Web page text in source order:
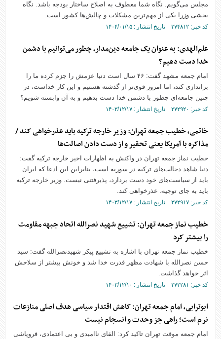
مجلس می‌گویم. نگاه شما معطوف به اصلاح ساختار بودجه باشد. نگاه
بخشی وزرا یکی از مهم‌ترین مشکلات و چالش‌ها کشور است.
کد خبر: ۲۷۴۸۱۲ تاریخ انتشار : ۱۴۰۴/۰۱/۱۵
علم‌الهدی: به عنوان یک جامعه دین‌مدار، چطور می‌توانیم با دشمن
خدا دست دهیم؟
امام جمعه مشهد گفت: ۴۶ سال است دنیا عزمش را جزم کرده ما را
براندازی کند، اما امروز قوی‌تر از گذشته هستیم و این کار خداست، در
چنین جامعه‌ای چطور با دشمن خدا دست بدهیم و به آن وابسته شویم؟
کد خبر: ۲۷۲۹۲۰ تاریخ انتشار : ۱۴۰۳/۱۲/۱۷
خاتمی، خطیب جمعه تهران: وزیر خارجه ترکیه باید عذرخواهی کند /
مذاکره با آمریکا یعنی تحقیر و از دست دادن اصالت‌ها
خطیب نماز جمعه تهران در واکنش به اظهارات اخیر خارجه ترکیه گفت:
دنیا شاهد دخالت‌های ترکیه در سوریه است، بنابراین این ادعا که ایران
باید از سیاست‌های خود دست بردارد، پذیرفتنی نیست. وزیر خارجه ترکیه
باید به جای توجیه، عذرخواهی کند.
کد خبر: ۲۷۲۹۱۷ تاریخ انتشار : ۱۴۰۳/۱۲/۱۷
خطیب نماز جمعه تهران: تشییع شهید نصرالله اتحاد جبهه مقاومت
را بیشتر کرد
خطیب نماز جمعه تهران با اشاره به تشییع پیکر شهیدنصرالله گفت: سید
حسن نصرالله با شهادت مظهر قدرت خدا شد و خونش بیشتر از سلاحش
اثر خواهد گذاشت.
کد خبر: ۲۷۲۲۸۱ تاریخ انتشار : ۱۴۰۳/۱۲/۱۰
ابوترابی، امام جمعه تهران: کاهش اقتدار سیاسی هدف اصلی منازعات
نرم است؛ راهی جز وحدت و انسجام نیست
امام جمعه موقت تهران تاکید کرد: القای ناامیدی و بی اعتمادی، فروپاشی